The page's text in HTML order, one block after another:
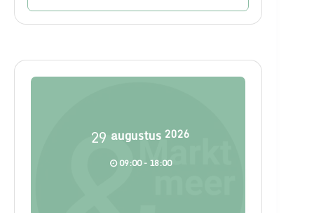
29 augustus 2026
09:00 - 18:00